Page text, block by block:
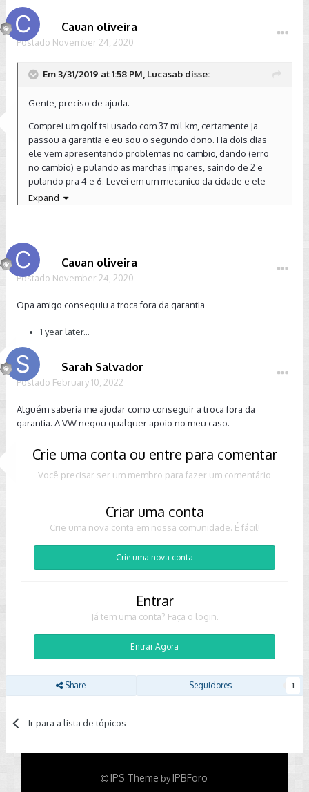
Cauan oliveira
Postado November 24, 2020
Em 3/31/2019 at 1:58 PM, Lucasab disse:
Gente, preciso de ajuda.
Comprei um golf tsi usado com 37 mil km, certamente ja
passou a garantia e eu sou o segundo dono. Ha dois dias
ele vem apresentando problemas no cambio, dando (erro
no cambio) e pulando as marchas impares, saindo de 2 e
pulando pra 4 e 6. Levei em um mecanico da cidade e ele
passou o aparelho o carro voltou ao normal. Porem hoje de
manha ao ligar novamente ele deu esse problemas. Alguem
fora da garantia? Vi falar que por causa dos problemas
cronicos do dsg a VW faz a troca do cambio mesmo com o fim
da garantia. Se alguem puder ajudar, Obg.
Expand
Cauan oliveira
Postado November 24, 2020
Opa amigo conseguiu a troca fora da garantia
1 year later...
Sarah Salvador
Postado February 10, 2022
Alguém saberia me ajudar como conseguir a troca fora da
garantia. A VW negou qualquer apoio no meu caso.
Crie uma conta ou entre para comentar
Você precisar ser um membro para fazer um comentário
Criar uma conta
Crie uma nova conta em nossa comunidade. É fácil!
Crie uma nova conta
Entrar
Já tem uma conta? Faça o login.
Entrar Agora
Share Seguidores 1
Ir para a lista de tópicos
IPS Theme byIPBForo